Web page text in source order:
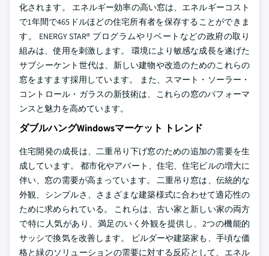
化されます。 エネルギー効率の高い窓は、エネルギーコスト
で1年間で465ドルほどの住宅所有者を保存することができま
す。 ENERGY STAR® プログラムやリベートなどの政府の取り
組みは、使用を刺激します。 環境により敏感な成長を遂げた
サブシーケント世代は、新しい建物や改造のためのこれらの
窓をますます採用しています。 また、スマート・ソーラー・
コントロール・ガラスの新技術は、これらの窓のパフォーマ
ンスと魅力を高めています。
ダブルハングWindowsマーケット トレンド
住宅開発の成長は、二重吊り下げ窓のための追加の需要を生
成しています。 都市化やアパート、住宅、住宅ビルの増大に
伴い、窓の需要が高まっています。 二重吊り窓は、伝統的な
外観、シンプルさ、さまざまな建築様式に合わせて適応性の
ために求められている。 これらは、古い家と新しい家の両方
で特に人気があり、満足のいく外観を提供し、2つの機能的
サッシで換気を改善します。
ビルダーや建築家も、手頃な価
格と緑のソリューションの需要に対する反応として、エネル